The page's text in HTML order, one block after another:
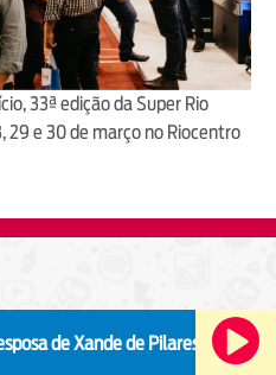
33ª edição da Super Rio
29 e 30 de março no Riocentro
de Pilares, faz alerta após